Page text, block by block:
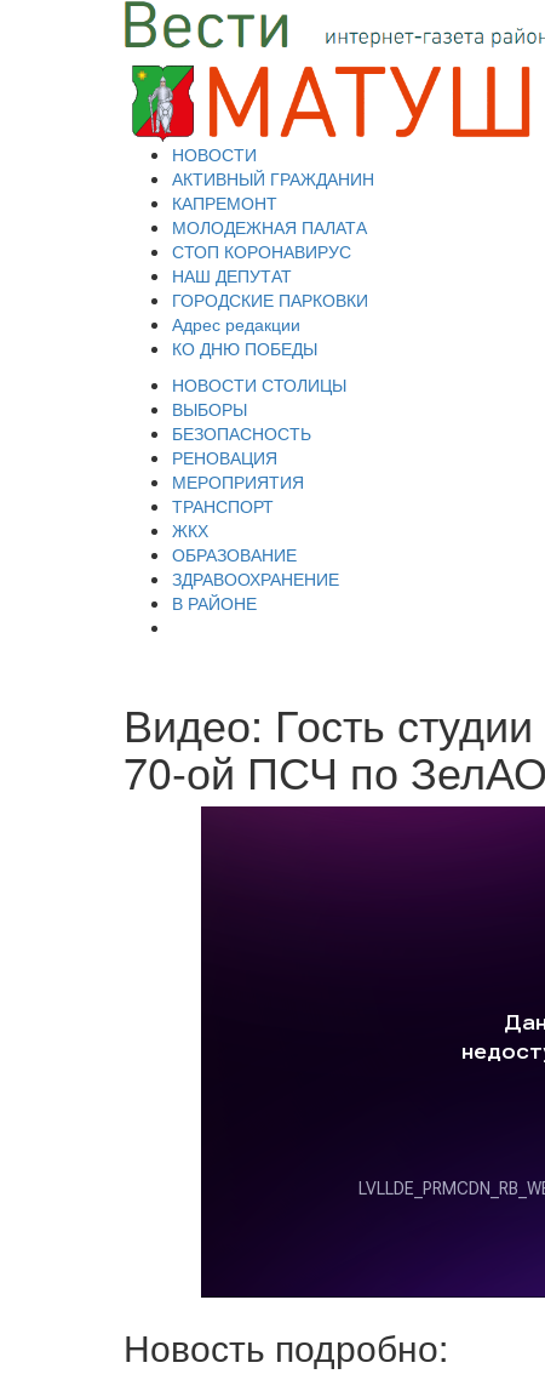
НОВОСТИ
АКТИВНЫЙ ГРАЖДАНИН
КАПРЕМОНТ
МОЛОДЕЖНАЯ ПАЛАТА
СТОП КОРОНАВИРУС
НАШ ДЕПУТАТ
ГОРОДСКИЕ ПАРКОВКИ
Адрес редакции
КО ДНЮ ПОБЕДЫ
НОВОСТИ СТОЛИЦЫ
ВЫБОРЫ
БЕЗОПАСНОСТЬ
РЕНОВАЦИЯ
МЕРОПРИЯТИЯ
ТРАНСПОРТ
ЖКХ
ОБРАЗОВАНИЕ
ЗДРАВООХРАНЕНИЕ
В РАЙОНЕ
Видео: Гость
70-ой ПСЧ по
Новость подробно: